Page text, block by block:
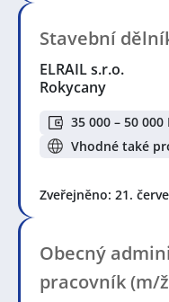
Stavební
ELRAIL s.r.o.
Rokycany
35 000 – 50 000
Vhodné také
Zveřejněno: 21.
Obecný
pracovník (m/